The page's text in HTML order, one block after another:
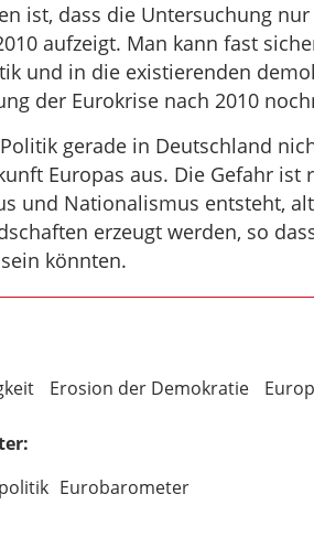
ist, dass die Untersuchung
aufzeigt. Man kann fast
und in die existierenden
der Eurokrise nach 2010
gerade in Deutschland
Europas aus. Die Gefahr ist
und Nationalismus entsteht,
erzeugt werden, so
könnten.
Erosion der Demokratie
Eurobarometer